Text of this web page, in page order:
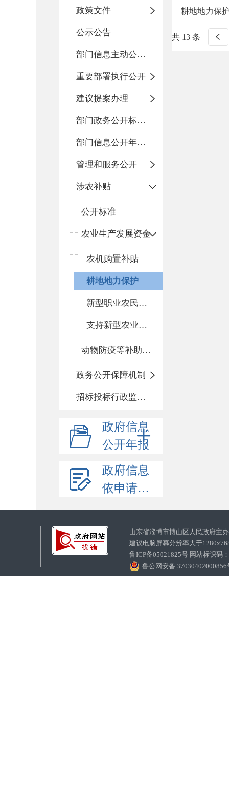
政策文件
公示公告
部门信息主动公开基本目录
重要部署执行公开
建议提案办理
部门政务公开标准化目录
部门信息公开年度报告
管理和服务公开
涉农补贴
公开标准
农业生产发展资金
农机购置补贴
耕地地力保护
新型职业农民培育
支持新型农业经营主体
动物防疫等补助经费
政务公开保障机制
招标投标行政监督责任清单
政府信息
公开年报
政府信息
依申请公开
耕地地力保
共 13 条
山东省淄博市博山区人民政府
建议电脑屏幕分辨率大于
鲁ICP备05021825号 网站标识码
鲁公网安备 37030402000856